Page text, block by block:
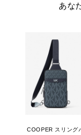
あな
COOPER スリング